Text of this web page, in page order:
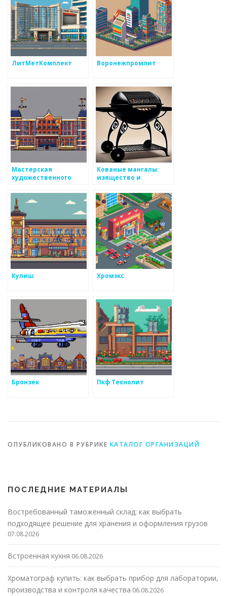
ЛитМетКомплект Воронежпромлит
Мастерская
художественного
Кованые мангалы:
изящество и
одном изделии
Кулиш Хромэкс
Бронзек Пкф Технолит
ОПУБЛИКОВАНО В РУБРИКЕ КАТАЛОГ ОРГАНИЗАЦИЙ
ПОСЛЕДНИЕ МАТЕРИАЛЫ
Востребованный таможенный склад: как выбрать
подходящее решение для хранения и оформления грузов
07.08.2026
Встроенная кухня 06.08.2026
Хроматограф купить: как выбрать прибор для лаборатории,
производства и контроля качества 06.08.2026